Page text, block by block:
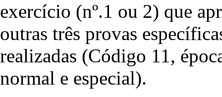
exercício (nº.1 ou 2) que
outras três provas
realizadas (Código 11,
normal e especial).